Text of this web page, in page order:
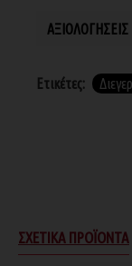
ΑΞΙΟΛΟΓΉΣΕΙΣ
Ετικέτες:
ΣΧΕΤΙΚΆ ΠΡΟΪΌΝΤΑ